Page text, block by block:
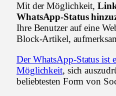
Mit der Möglichkeit,
WhatsApp-Status
Ihre Benutzer auf eine
Block-Artikel,
Der WhatsApp-Status ist
Möglichkeit, sich
beliebtesten Form von